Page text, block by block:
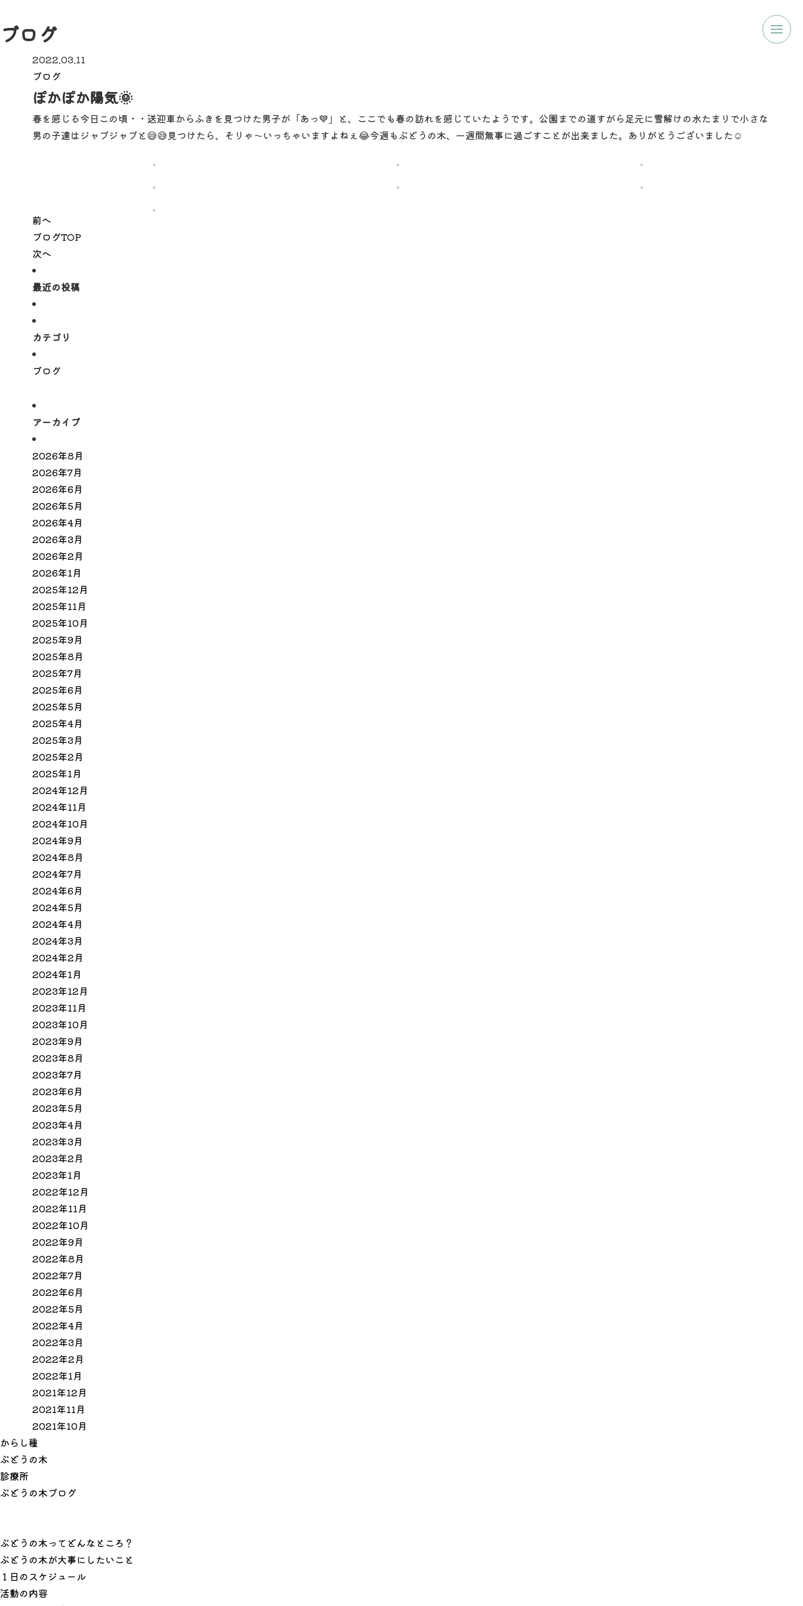
ブログ
2022.03.11
ブログ
ぽかぽか陽気🌞
春を感じる今日この頃・・送迎車からふきを見つけた男子が「あっ💙」と、ここでも春の訪れを感じていたようです。公園までの道すがら足元に雪解けの水たまりで小さな
男の子達はジャブジャブと😅😅見つけたら、そりゃ～いっちゃいますよねぇ😂今週もぶどうの木、一週間無事に過ごすことが出来ました。ありがとうございました☺
前へ
ブログTOP
次へ
最近の投稿
カテゴリ
ブログ
アーカイブ
2026年8月
2026年7月
2026年6月
2026年5月
2026年4月
2026年3月
2026年2月
2026年1月
2025年12月
2025年11月
2025年10月
2025年9月
2025年8月
2025年7月
2025年6月
2025年5月
2025年4月
2025年3月
2025年2月
2025年1月
2024年12月
2024年11月
2024年10月
2024年9月
2024年8月
2024年7月
2024年6月
2024年5月
2024年4月
2024年3月
2024年2月
2024年1月
2023年12月
2023年11月
2023年10月
2023年9月
2023年8月
2023年7月
2023年6月
2023年5月
2023年4月
2023年3月
2023年2月
2023年1月
2022年12月
2022年11月
2022年10月
2022年9月
2022年8月
2022年7月
2022年6月
2022年5月
2022年4月
2022年3月
2022年2月
2022年1月
2021年12月
2021年11月
2021年10月
から し種
ぶど う の木
診療所
ぶど う の木ブロ グ
ぶどうの木ってどんなところ？
ぶどうの木が大事にしたいこと
１日のスケジュール
活動の内容